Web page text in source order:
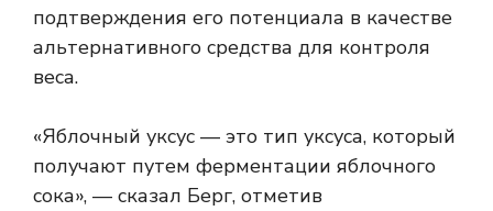
подтверждения его потенциала в качестве
альтернативного средства для контроля
веса.
«Яблочный уксус — это тип уксуса, который
получают путем ферментации яблочного
сока», — сказал Берг, отметив